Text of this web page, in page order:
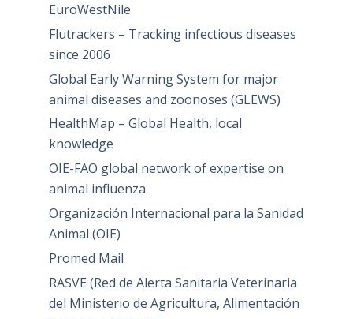
EuroWestNile
Flutrackers – Tracking infectious diseases
since 2006
Global Early Warning System for major
animal diseases and zoonoses (GLEWS)
HealthMap – Global Health, local
knowledge
OIE-FAO global network of expertise on
animal influenza
Organización Internacional para la Sanidad
Animal (OIE)
Promed Mail
RASVE (Red de Alerta Sanitaria Veterinaria
del Ministerio de Agricultura, Alimentación